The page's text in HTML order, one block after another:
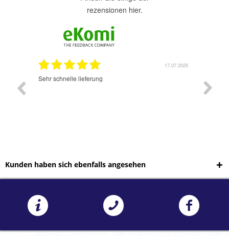
rezensionen hier.
17.07.2025
Sehr schnelle lieferung
ich
sehr
Kunden haben sich ebenfalls angesehen